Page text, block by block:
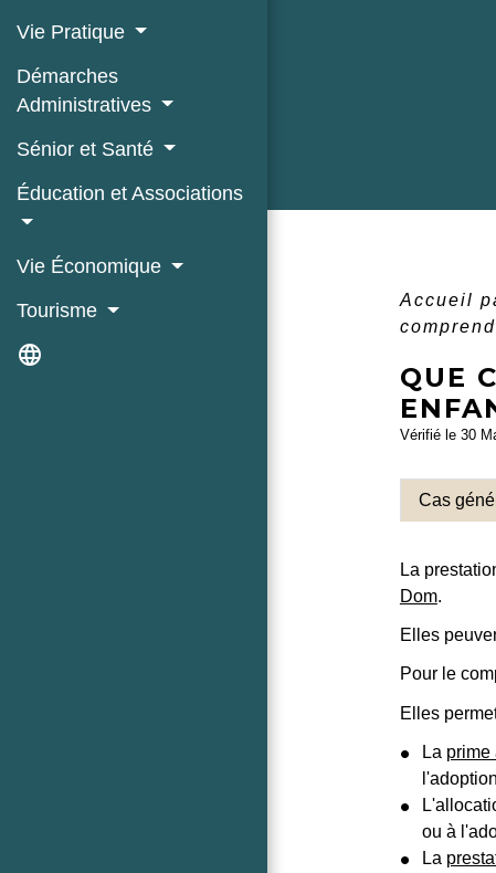
Vie Pratique
Démarches
Administratives
Sénior et Santé
Éducation et Associations
Vie Économique
Tourisme
language
Accueil
QUE
Vérifié le 30
Cas
La
Dom.
Elles
Pour le
Elles
La prime
ou à
La